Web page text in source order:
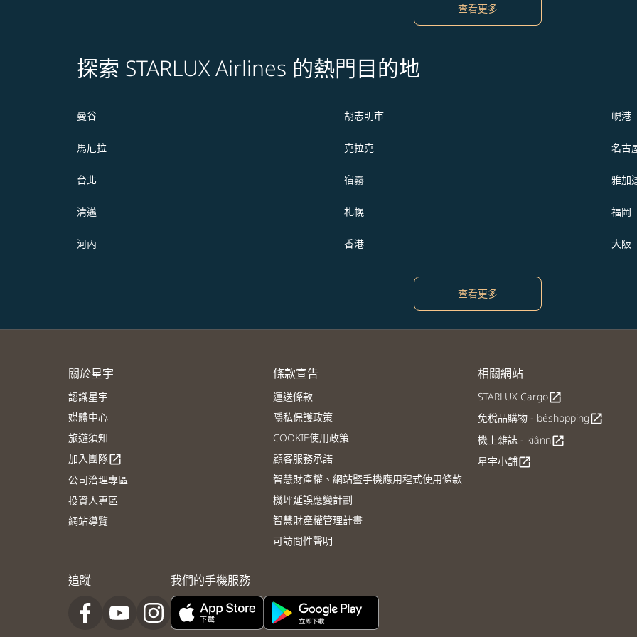
查看更多
探索 STARLUX Airlines 的熱門目的地
曼谷 胡志明市 峴港
馬尼拉 克拉克 名古
台北 宿霧 雅加
清邁 札幌 福岡
河內 香港 大阪
查看更多
關於星宇
認識星宇
媒體中心
旅遊須知
加入團隊open_in_new
公司治理專區
投資人專區
網站導覽
條款宣告
運送條款
隱私保護政策
COOKIE使用政策
顧客服務承諾
智慧財產權、網站暨手機應用程式使用條款
機坪延誤應變計劃
智慧財產權管理計畫
可訪問性聲明
相關網站
STARLUX Cargoopen_in_new
免稅品購物 - béshoppingopen_in_new
機上雜誌 - kiânnopen_in_new
星宇小舖open_in_new
追蹤 我們的手機服務